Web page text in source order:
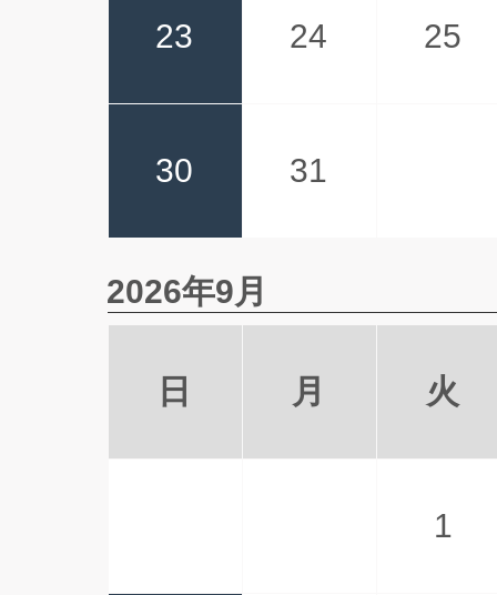
23 24 25
30 31
2026年9月
日 月 火
1